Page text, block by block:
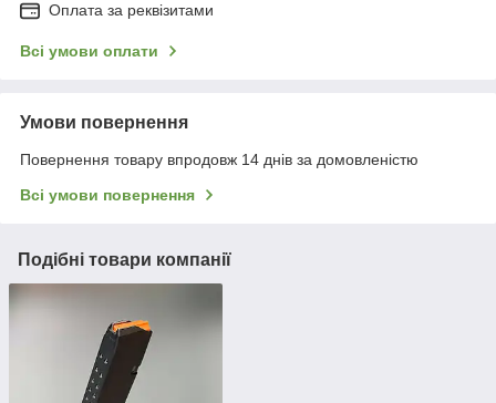
Оплата за реквізитами
Всі умови оплати
Умови повернення
Повернення товару впродовж 14 днів за домовленістю
Всі умови повернення
Подібні товари компанії